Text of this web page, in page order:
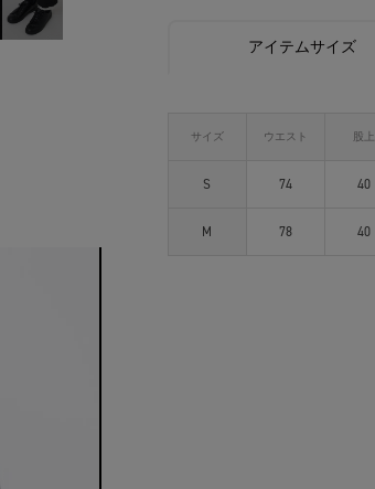
アイテムサイズ
サイズ ウエスト 股上
S 74 40
M 78 40